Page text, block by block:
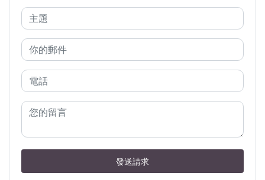
發送請求